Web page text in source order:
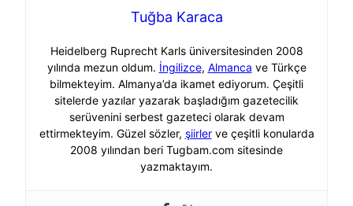
Tuğba Karaca
Heidelberg Ruprecht Karls üniversitesinden 2008
yılında mezun oldum. İngilizce, Almanca ve Türkçe
bilmekteyim. Almanya’da ikamet ediyorum. Çeşitli
sitelerde yazılar yazarak başladığım gazetecilik
serüvenini serbest gazeteci olarak devam
ettirmekteyim. Güzel sözler, şiirlerve çeşitli konularda
2008 yılından beri Tugbam.com sitesinde
yazmaktayım.